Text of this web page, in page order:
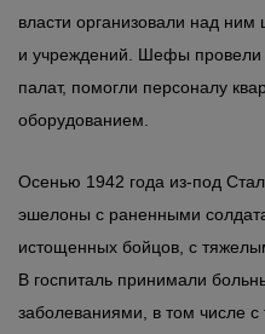
власти организовали над
и учреждений. Шефы провели
палат, помогли персоналу
оборудованием.
Осенью 1942 года из-под
эшелоны с раненными
истощенных бойцов, с
В госпиталь принимали
заболеваниями, в том числе